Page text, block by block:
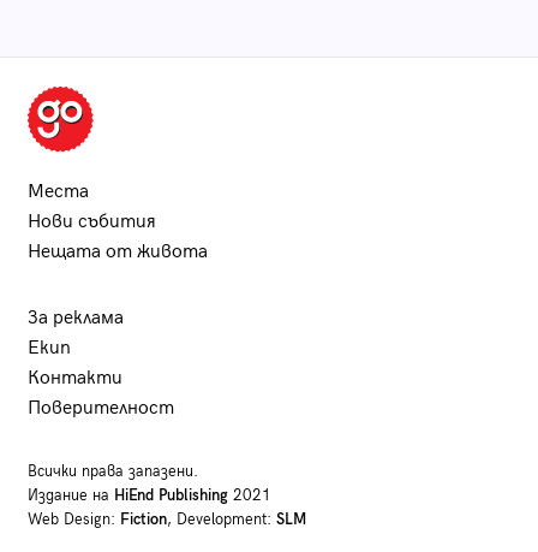
Места
Нови събития
Нещата от живота
За реклама
Екип
Контакти
Поверителност
Всички права запазени.
Издание на HiEnd Publishing2021
Web Design: Fiction, Development: SLM